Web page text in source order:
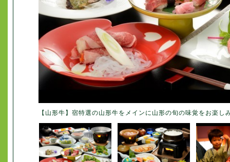
【山形牛】宿特選の山形牛をメインに山形の旬の味覚をお楽し